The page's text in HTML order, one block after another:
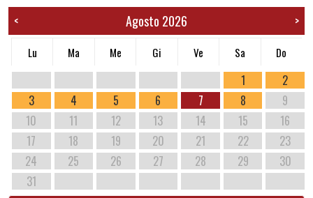
< Agosto 2026 >
Lu Ma Me Gi Ve Sa Do
1
2
3
4 5 6 7 8
9
10
11 12 13 14 15
16
17
18 19 20 21 22
23
24
25 26 27 28 29
30
31